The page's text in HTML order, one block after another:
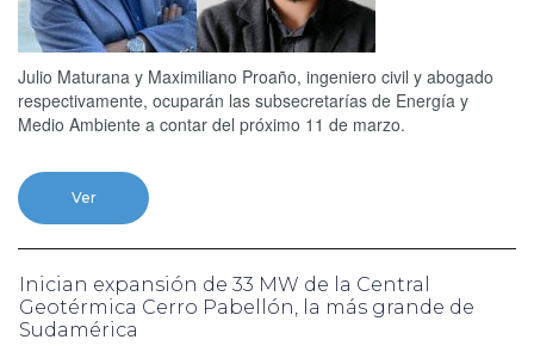
Julio Maturana y Maximiliano Proaño, ingeniero civil y abogado
respectivamente, ocuparán las subsecretarías de Energía y
Medio Ambiente a contar del próximo 11 de marzo.
Ver
Inician expansión de 33 MW de la Central
Geotérmica Cerro Pabellón, la más grande de
Sudamérica